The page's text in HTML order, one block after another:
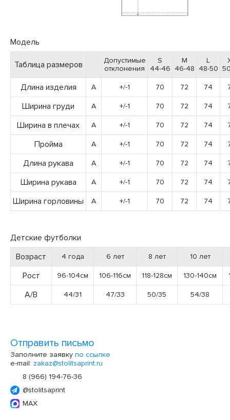
Модель
Таблица размеров
Допустимые
отклонения
S
44-46
M
46-48
L
48-50
Длина изделия A +/-1 70 72 74
Ширина груди A +/-1 70 72 74
Ширина в плечах A +/-1 70 72 74
Пройма A +/-1 70 72 74
Длина рукава A +/-1 70 72 74
Ширина рукава A +/-1 70 72 74
Ширина горловины A +/-1 70 72 74
Детские футболки
Возраст
4 года 6 лет 8 лет 10 лет
Рост 96-104см 106-116см 118-128см 130-140см
А/В 44/31 47/33 50/35 54/38
Отправить письмо
Заполните заявку по ссылке
e-mail: zakaz@stolitsaprint.ru
8 (966) 194-76-36
@stolitsaprint
MAX